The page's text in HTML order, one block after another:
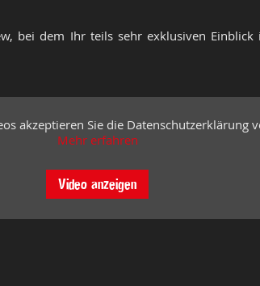
bei dem Ihr teils sehr exklusiven Einblick
akzeptieren Sie die Datenschutzerklärung
Mehr erfahren
Video anzeigen